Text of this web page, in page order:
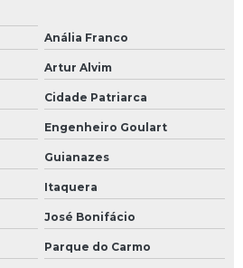
Anália Franco
Artur Alvim
Cidade Patriarca
Engenheiro Goulart
Guianazes
Itaquera
José Bonifácio
Parque do Carmo